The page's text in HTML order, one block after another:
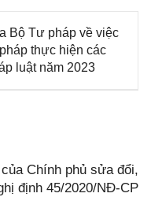
Bộ Tư pháp về việc
thực hiện các
luật năm 2023
Chính phủ sửa đổi,
định 45/2020/NĐ-CP